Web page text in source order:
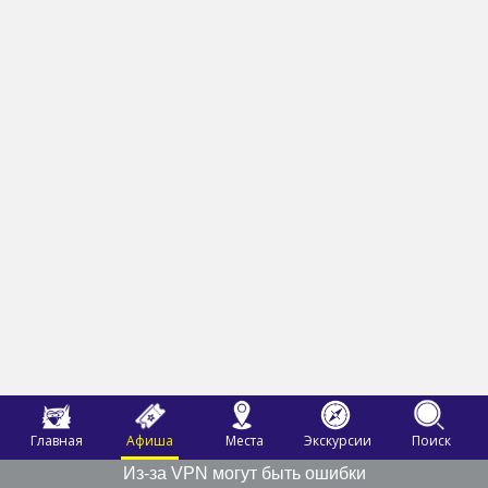
Главная Афиша Места Экскурсии
Поиск
Из-за VPN могут быть ошибки